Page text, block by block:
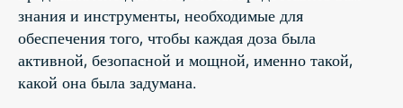
знания и инструменты, необходимые для
обеспечения того, чтобы каждая доза была
активной, безопасной и мощной, именно такой,
какой она была задумана.